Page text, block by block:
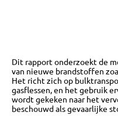
Dit rapport onderzoekt de
van nieuwe brandstoffen
Het richt zich op
gasflessen, en het gebruik
wordt gekeken naar het
beschouwd als gevaarlijke